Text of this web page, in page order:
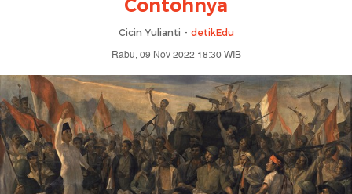
Contohnya
Cicin Yulianti - detikEdu
Rabu, 09 Nov 2022 18:30 WIB